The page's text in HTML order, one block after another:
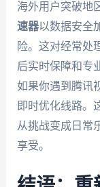
海外用户突破地
速器以数据安全
险。这对经常处
后实时保障和专
如果你遇到腾讯
即时优化线路。
从挑战变成日常
享受。